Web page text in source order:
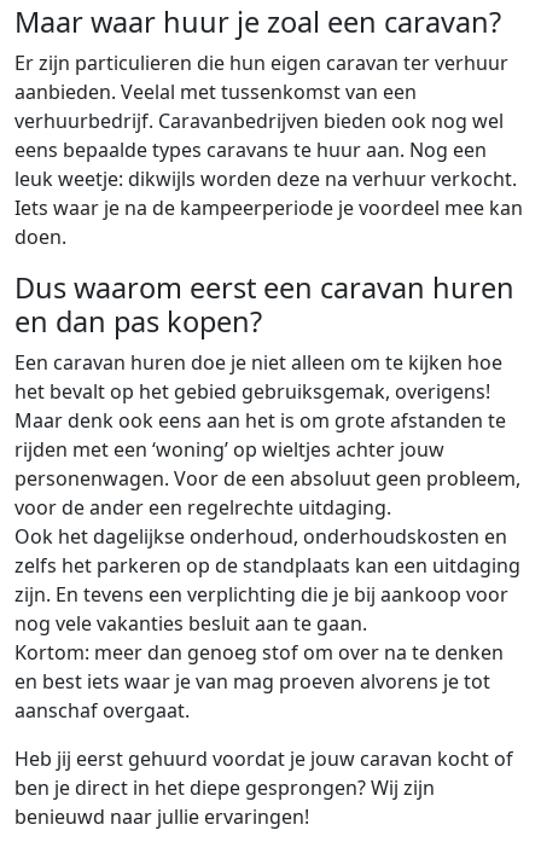
Maar waar huur je zoal een caravan?
Er zijn particulieren die hun eigen caravan ter verhuur
aanbieden. Veelal met tussenkomst van een
verhuurbedrijf. Caravanbedrijven bieden ook nog wel
eens bepaalde types caravans te huur aan. Nog een
leuk weetje: dikwijls worden deze na verhuur verkocht.
Iets waar je na de kampeerperiode je voordeel mee kan
doen.
Dus waarom eerst een caravan huren
en dan pas kopen?
Een caravan huren doe je niet alleen om te kijken hoe
het bevalt op het gebied gebruiksgemak, overigens!
Maar denk ook eens aan het is om grote afstanden te
rijden met een ‘woning’ op wieltjes achter jouw
personenwagen. Voor de een absoluut geen probleem,
voor de ander een regelrechte uitdaging.
Ook het dagelijkse onderhoud, onderhoudskosten en
zelfs het parkeren op de standplaats kan een uitdaging
zijn. En tevens een verplichting die je bij aankoop voor
nog vele vakanties besluit aan te gaan.
Kortom: meer dan genoeg stof om over na te denken
en best iets waar je van mag proeven alvorens je tot
aanschaf overgaat.
Heb jij eerst gehuurd voordat je jouw caravan kocht of
ben je direct in het diepe gesprongen? Wij zijn
benieuwd naar jullie ervaringen!